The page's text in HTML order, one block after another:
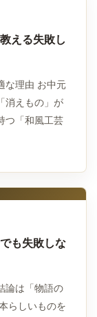
える失敗し
な理由 お中元
消えもの」が
つ「和風工芸
も失敗しな
論は「物語の
らしいものを